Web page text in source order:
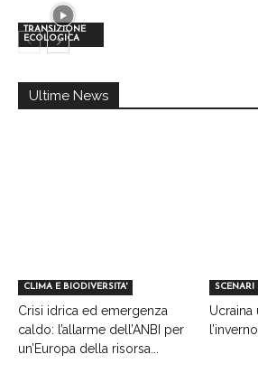
TRANSIZIONE
ECOLOGICA
Ultime News
CLIMA E BIODIVERSITA'
Crisi idrica ed emergenza
caldo: l’allarme dell’ANBI per
un’Europa della risorsa...
SCENARI
Ucraina
l’inverno